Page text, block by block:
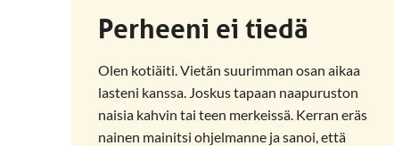
Perheeni ei tiedä
Olen kotiäiti. Vietän suurimman osan aikaa
lasteni kanssa. Joskus tapaan naapuruston
naisia kahvin tai teen merkeissä. Kerran eräs
nainen mainitsi ohjelmanne ja sanoi, että